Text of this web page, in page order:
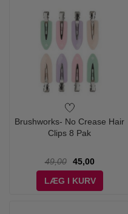
Brushworks- No Crease Hair
Clips 8 Pak
49,00
45,00
LÆG I KURV